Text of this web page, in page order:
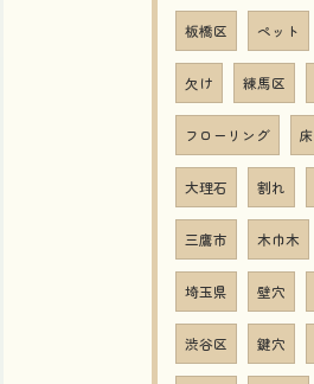
板橋区 ペット
欠け 練馬区
フローリング 床
大理石 割れ
三鷹市 木巾木
埼玉県 壁穴
渋谷区 鍵穴